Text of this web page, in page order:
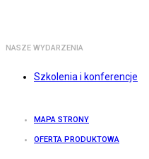
NASZE WYDARZENIA
Szkolenia i konferencje
MAPA STRONY
OFERTA PRODUKTOWA